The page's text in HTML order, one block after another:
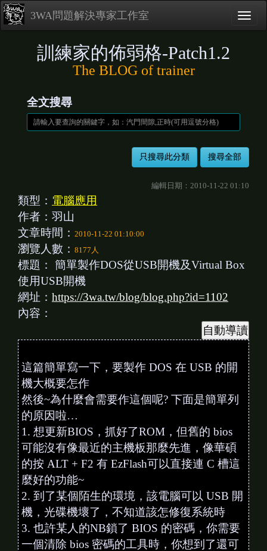
3WA問題解決專家工作室
訓練家的佈弱格-Patch1.2
The BLOG of trainer
全文搜尋
編輯日期：2010-11-22 01:10
類型： 電腦應用
作者：羽山
文章時間： 2010-11-22 01:10:00
瀏覽人數： 8177人
標題： 簡單製作DOS從USB開機及Virtual Box
使用USB開機
網址： https://3wa.tw/blog/blog.php?id=1102
內容：
這篇簡單寫一下，要製作 DOS 在 USB 的開
機大概要怎作
然後~為什麼會需要作這個呢? 下面是簡單列
的原因啦…
1. 想更新BIOS，抓好了ROM，但舊的 bios
可能沒有像最近的主機板那麼先進，像華碩
的按 ALT + F2 有 EzFlash可以直接連 C 槽這
麼好的功能~
2. 到了某個陌生的環境，該電腦可以 USB 開
機，光碟機壞了，不知道該怎修復系統時
3. 也許某人的NB鎖了 BIOS 的密碼，你需要
一個清除 bios 密碼的工具時，你想到了還可